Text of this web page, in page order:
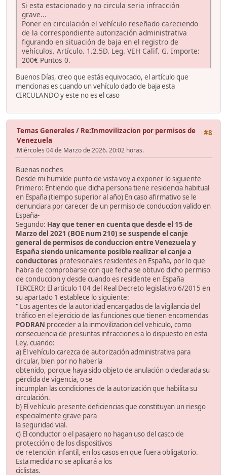
Si esta estacionado y no circula seria infracción
grave...
Poner en circulación el vehículo reseñado careciendo
de la correspondiente autorización administrativa
figurando en situación de baja en el registro de
vehículos. Artículo. 1.2.5D. Leg. VEH Calif. G. Importe:
200€ Puntos 0.
Buenos Días, creo que estás equivocado, el artículo que
mencionas es cuando un vehículo dado de baja esta
CIRCULANDO y este no es el caso
#8
Temas Generales / Re:Inmovilizacion por permisos de
Venezuela
Miércoles 04 de Marzo de 2026. 20:02 horas.
Buenas noches
Desde mi humilde punto de vista voy a exponer lo siguiente
Primero: Entiendo que dicha persona tiene residencia habitual
en España (tiempo superior al año) En caso afirmativo se le
denunciara por carecer de un permiso de conduccion valido en
España-
Segundo: Hay que tener en cuenta que desde el 15 de
Marzo del 2021 (BOE num 210) se suspende el canje
general de permisos de conduccion entre Venezuela y
España siendo unicamente posible realizar el canje a
conductores profesionales residentes en España, por lo que
habra de comprobarse con que fecha se obtuvo dicho permiso
de conduccion y desde cuando es residente en España
TERCERO: El articulo 104 del Real Decreto legislativo 6/2015 en
su apartado 1 establece lo siguiente:
" Los agentes de la autoridad encargados de la vigilancia del
tráfico en el ejercicio de las funciones que tienen encomendas
PODRAN proceder a la inmovilizacion del vehiculo, como
consecuencia de presuntas infracciones a lo dispuesto en esta
Ley, cuando:
a) El vehículo carezca de autorización administrativa para
circular, bien por no haberla
obtenido, porque haya sido objeto de anulación o declarada su
pérdida de vigencia, o se
incumplan las condiciones de la autorización que habilita su
circulación.
b) El vehículo presente deficiencias que constituyan un riesgo
especialmente grave para
la seguridad vial.
c) El conductor o el pasajero no hagan uso del casco de
protección o de los dispositivos
de retención infantil, en los casos en que fuera obligatorio.
Esta medida no se aplicará a los
ciclistas.